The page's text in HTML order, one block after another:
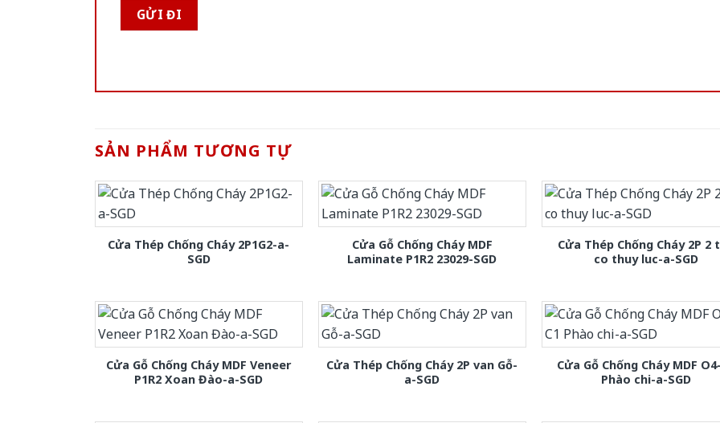
SẢN PHẨM TƯƠNG TỰ
Cửa Thép Chống Cháy 2P1G2-a-
SGD
Cửa Gỗ Chống Cháy MDF
Laminate P1R2 23029-SGD
Cửa Thép Chống Cháy 2P 2
co thuy luc-a-SGD
Cửa Gỗ Chống Cháy MDF Veneer
P1R2 Xoan Đào-a-SGD
Cửa Thép Chống Cháy 2P van Gỗ-
a-SGD
Cửa Gỗ Chống Cháy MDF
Phào chi-a-SGD